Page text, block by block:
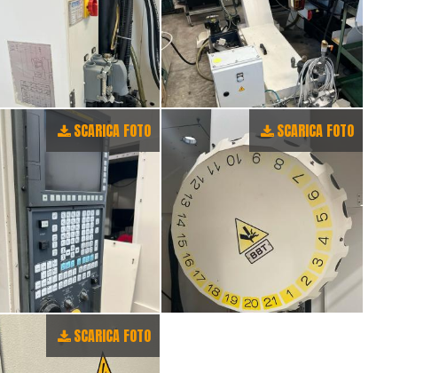
SCARICA FOTO SCARICA FOTO
SCARICA FOTO